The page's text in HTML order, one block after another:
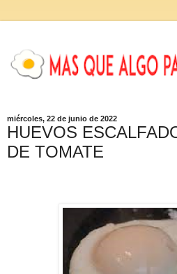
miércoles, 22 de junio de 2022
HUEVOS
DE TOMATE